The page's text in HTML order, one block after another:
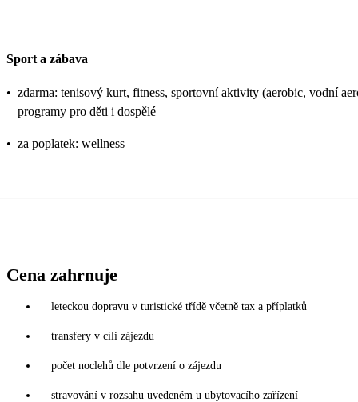
Sport a zábava
• zdarma: tenisový kurt, fitness, sportovní aktivity (aerobic, vodní
programy pro děti i dospělé
• za poplatek: wellness
Cena zahrnuje
leteckou dopravu v turistické třídě včetně tax a příplatků
transfery v cíli zájezdu
počet noclehů dle potvrzení o zájezdu
stravování v rozsahu uvedeném u ubytovacího zařízení